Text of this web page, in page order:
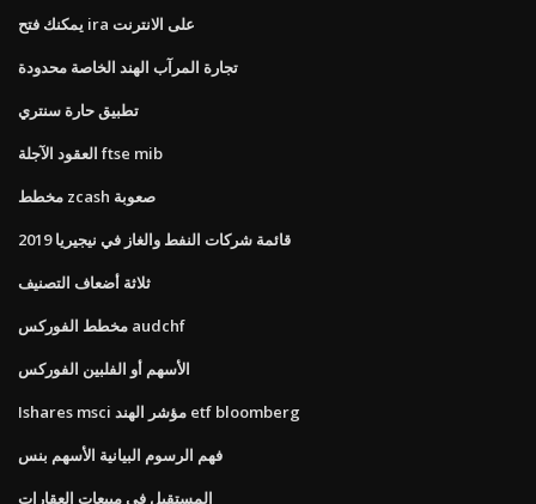
يمكنك فتح ira على الانترنت
تجارة المرآب الهند الخاصة محدودة
تطبيق حارة سنتري
العقود الآجلة ftse mib
مخطط zcash صعوبة
قائمة شركات النفط والغاز في نيجيريا 2019
ثلاثة أضعاف التصنيف
مخطط الفوركس audchf
الأسهم أو الفلبين الفوركس
Ishares msci مؤشر الهند etf bloomberg
فهم الرسوم البيانية الأسهم بنس
المستقبل في مبيعات العقارات